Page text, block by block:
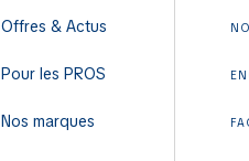
Offres & Actus
Pour les PROS
Nos marques